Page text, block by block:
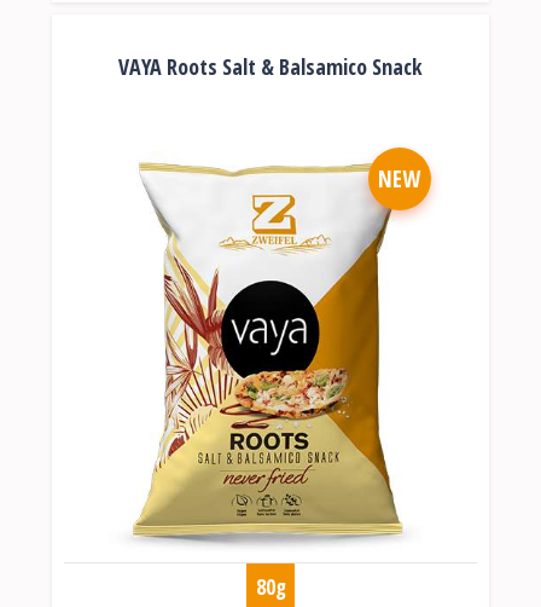
VAYA Roots Salt & Balsamico Snack
NEW
80g